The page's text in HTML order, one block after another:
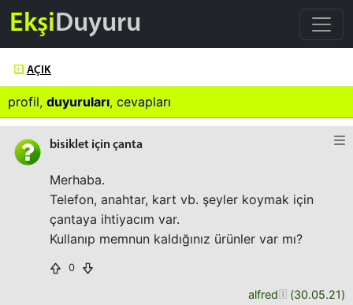
EkşiDuyuru
AÇIK
profil, duyuruları, cevapları
bisiklet için çanta
Merhaba.
Telefon, anahtar, kart vb. şeyler koymak için
çantaya ihtiyacım var.
Kullanıp memnun kaldığınız ürünler var mı?
0
alfred (30.05.21)